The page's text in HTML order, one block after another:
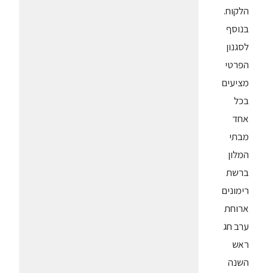
הלקוח.
בנוסף
לסגנון
הפרטי
מציעים
בכל
אחד
מבתי
המלון
ברשת
רימונים
ארוחת
ערב חג
ראש
השנה